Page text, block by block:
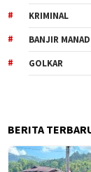
KRIMINAL
BANJIR
GOLKAR
BERITA